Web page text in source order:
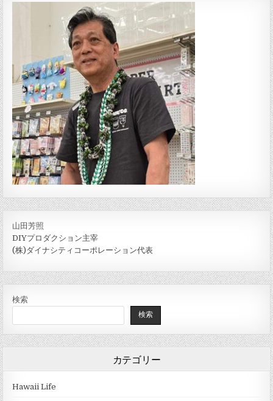
山田芳照
DIYプロダクション主宰
(株)ダイナシティコーポレーション代表
検索
検索
カテゴリー
Hawaii Life